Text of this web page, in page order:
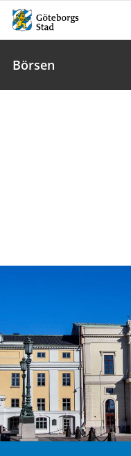
Börsen